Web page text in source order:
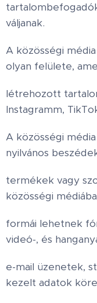
váljanak.
A közösségi
olyan felülete,
létrehozott
Instagramm,
A közösségi
nyilvános
termékek vagy
közösségi
formái lehetnek
videó-, és
e-mail üzenetek,
kezelt adatok